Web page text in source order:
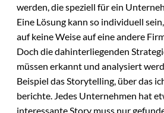
werden, die speziell für ein
Eine Lösung kann so individuell
auf keine Weise auf eine andere
Doch die dahinterliegenden
müssen erkannt und analysiert
Beispiel das Storytelling, über das
berichte. Jedes Unternehmen hat
interessante Story muss nur